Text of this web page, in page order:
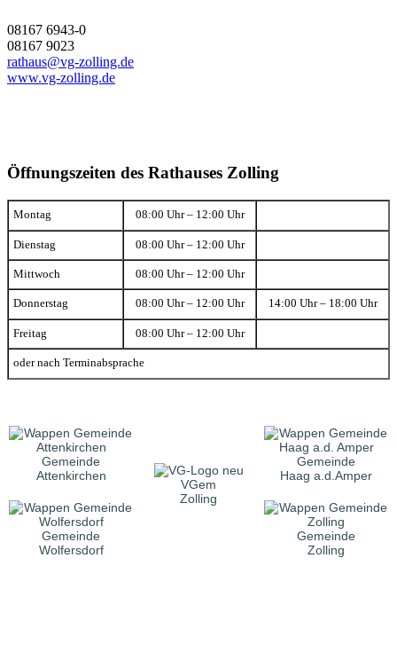
08167 6943-0
08167 9023
rathaus@vg-zolling.de
www.vg-zolling.de
Öffnungszeiten des Rathauses Zolling
Montag 08:00 Uhr – 12:00 Uhr
Dienstag 08:00 Uhr – 12:00 Uhr
Mittwoch 08:00 Uhr – 12:00 Uhr
Donnerstag 08:00 Uhr – 12:00 Uhr 14:00 Uhr – 18:00 Uhr
Freitag 08:00 Uhr – 12:00 Uhr
oder nach Terminabsprache
Gemeinde
Attenkirchen
VGem
Zolling
Gemeinde
Haag a.d.Amper
Gemeinde
Wolfersdorf
Gemeinde
Zolling